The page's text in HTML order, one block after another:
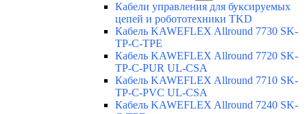
Кабели управления для буксируемых
цепей и робототехники TKD
Кабель KAWEFLEX Allround 7730 SK-
TP-C-TPE
Кабель KAWEFLEX Allround 7720 SK-
TP-C-PUR UL-CSA
Кабель KAWEFLEX Allround 7710 SK-
TP-C-PVC UL-CSA
Кабель KAWEFLEX Allround 7240 SK-